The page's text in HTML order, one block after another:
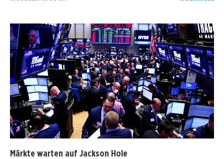
Märkte warten auf Jackson Hole